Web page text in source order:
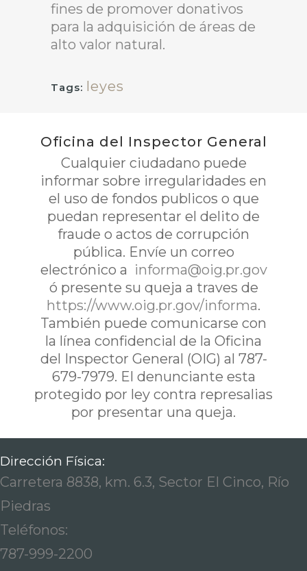
fines de promover donativos
para la adquisición de áreas de
alto valor natural.
Tags: leyes
Oficina del Inspector General
Cualquier ciudadano puede
informar sobre irregularidades en
el uso de fondos publicos o que
puedan representar el delito de
fraude o actos de corrupción
pública. Envíe un correo
electrónico a informa@oig.pr.gov
ó presente su queja a traves de
https://www.oig.pr.gov/informa.
También puede comunicarse con
la línea confidencial de la Oficina
del Inspector General (OIG) al 787-
679-7979. El denunciante esta
protegido por ley contra represalias
por presentar una queja.
Dirección Física:
Carretera 8838, km. 6.3, Sector El Cinco, Río
Piedras
Teléfonos:
787-999-2200